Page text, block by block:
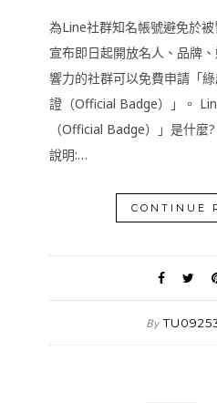
為Line社群知名帳號避免於
宣布即日起開放名人、品牌
響力的社群可以免費申請「
證（Official Badge）」。
（Official Badge）」是什麼
說明:…
CONTINUE
By